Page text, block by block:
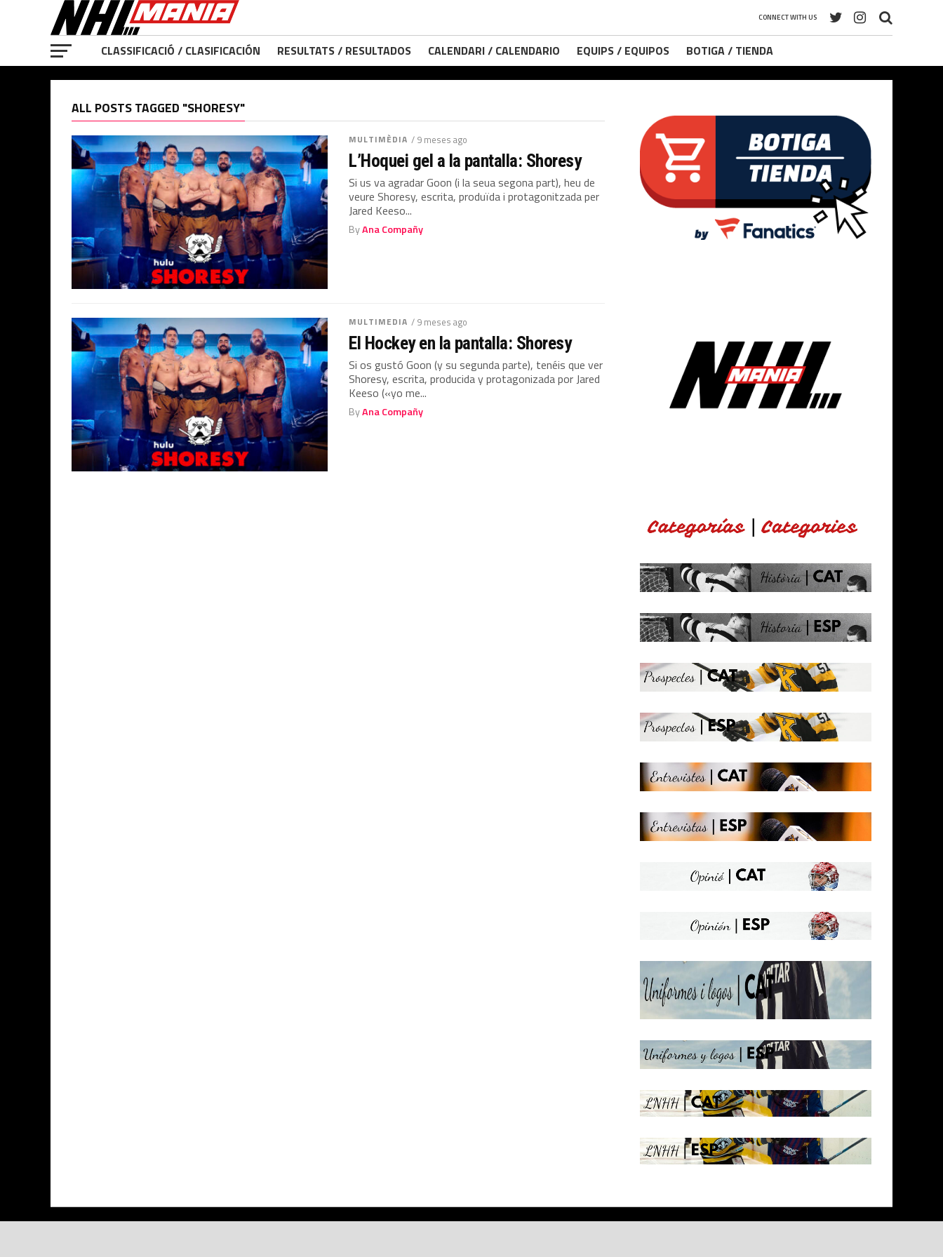
CONNECT WITH US
CLASSIFICACIÓ / CLASIFICACIÓN RESULTATS / RESULTADOS CALENDARI / CALENDARIO EQUIPS / EQUIPOS BOTIGA / TIENDA
ALL POSTS TAGGED "SHORESY"
MULTIMÈDIA / 9 meses ago
L’Hoquei gel a la pantalla: Shoresy
Si us va agradar Goon (i la seua segona part), heu de
veure Shoresy, escrita, produïda i protagonitzada per
Jared Keeso...
ByAna Compañy
MULTIMEDIA / 9 meses ago
El Hockey en la pantalla: Shoresy
Si os gustó Goon (y su segunda parte), tenéis que ver
Shoresy, escrita, producida y protagonizada por Jared
Keeso («yo me...
ByAna Compañy